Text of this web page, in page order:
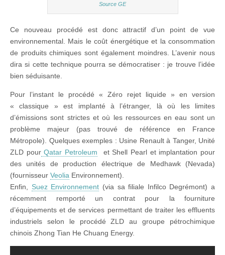
Source GE
Ce nouveau procédé est donc attractif d’un point de vue
environnemental. Mais le coût énergétique et la consommation
de produits chimiques sont également moindres. L’avenir nous
dira si cette technique pourra se démocratiser : je trouve l’idée
bien séduisante.
Pour l’instant le procédé « Zéro rejet liquide » en version
« classique » est implanté à l’étranger, là où les limites
d’émissions sont strictes et où les ressources en eau sont un
problème majeur (pas trouvé de référence en France
Métropole). Quelques exemples : Usine Renault à Tanger, Unité
ZLD pourQatar Petroleum et Shell Pearl et implantation pour
des unités de production électrique de Medhawk (Nevada)
(fournisseur Veolia Environnement).
Enfin, Suez Environnement (via sa filiale Infilco Degrémont) a
récemment remporté un contrat pour la fourniture
d’équipements et de services permettant de traiter les effluents
industriels selon le procédé ZLD au groupe pétrochimique
chinois Zhong Tian He Chuang Energy.